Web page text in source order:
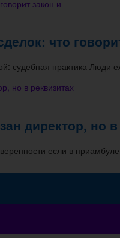
что
судебная практика
директор, но
если в